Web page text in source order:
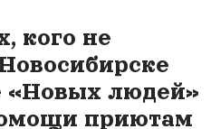
кого не
«Новых людей»
приютам